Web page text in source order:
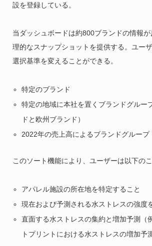
設を登録している。
当ダッシュボードは約800ブランドの情報
理的なスナップショットを提供する。ユー
選択基準を変えることができる。
特定のブランド
特定の地域に本社を置くブランドグルー
ドと欧州ブランド）
2022年の売上高によるブランドグループ
このソート機能により、ユーザーは以下の
アパレル施設の所在地を特定すること
現在および予測される水ストレスの強度
直面する水ストレスの集約と増加予測（
トプリントにおける水ストレスの増加予